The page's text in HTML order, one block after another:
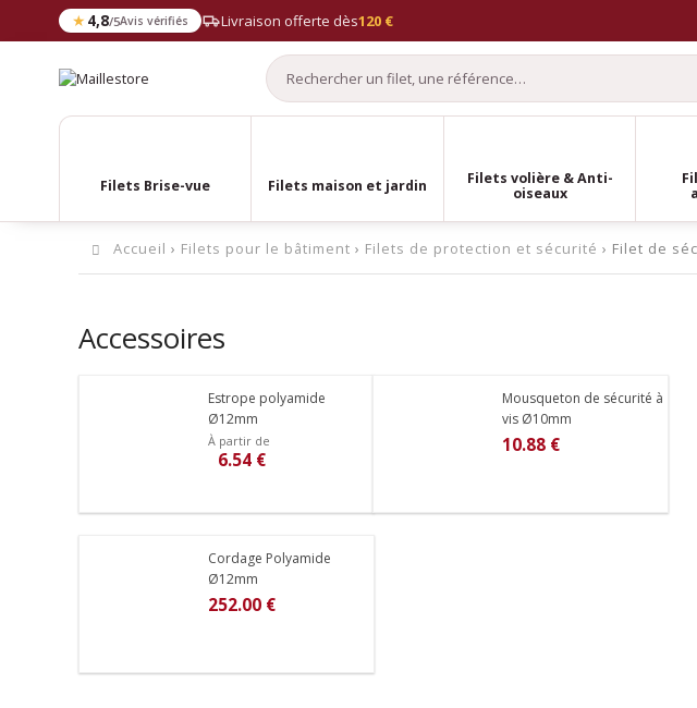
★ 4,8/5Avis vérifiés Livraison offerte dès120 €
Filets Brise-vue Filets maison et jardin
Filets volière & Anti-
oiseaux
Accueil › Filets pour le bâtiment › Filets de protection et sécurité › Filet de
Accessoires
Estrope polyamide
Ø12mm
À partir de
6.54 €
Mousqueton de sécurité à
vis Ø10mm
10.88 €
Cordage Polyamide
Ø12mm
252.00 €
(qui